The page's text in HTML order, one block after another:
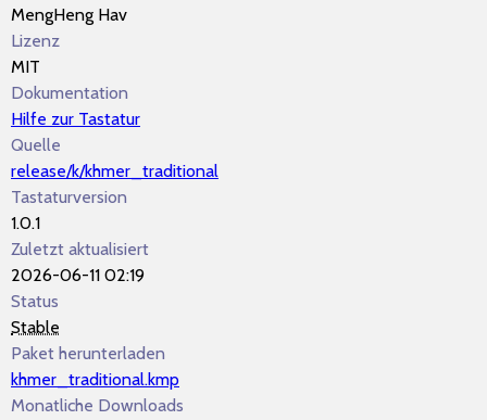
MengHeng Hav
Lizenz
MIT
Dokumentation
Hilfe zur Tastatur
Quelle
release/k/khmer_traditional
Tastaturversion
1.0.1
Zuletzt aktualisiert
2026-06-11 02:19
Status
Stable
Paket herunterladen
khmer_traditional.kmp
Monatliche Downloads